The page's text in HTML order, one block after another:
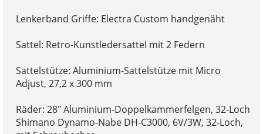
Lenkerband Griffe: Electra Custom handgenäht
Sattel: Retro-Kunstledersattel mit 2 Federn
Sattelstütze: Aluminium-Sattelstütze mit Micro
Adjust, 27,2 x 300 mm
Räder: 28" Aluminium-Doppelkammerfelgen, 32-Loch
Shimano Dynamo-Nabe DH-C3000, 6V/3W, 32-Loch,